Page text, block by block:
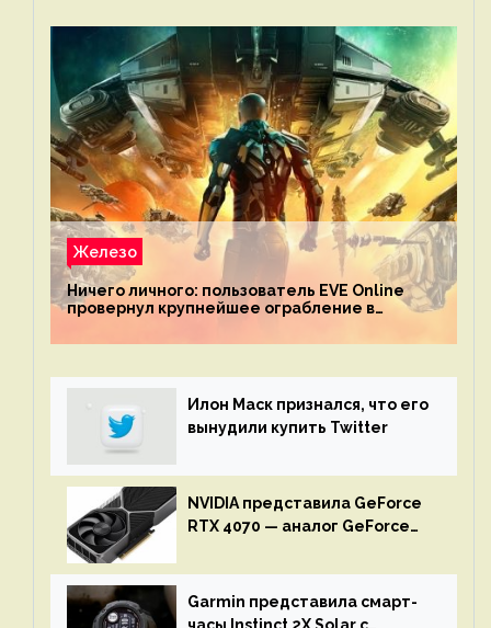
Железо
Ничего личного: пользователь EVE Online
провернул крупнейшее ограбление в
механике
Илон Маск признался, что его
вынудили купить Twitter
NVIDIA представила GeForce
RTX 4070 — аналог GeForce
Garmin представила смарт-